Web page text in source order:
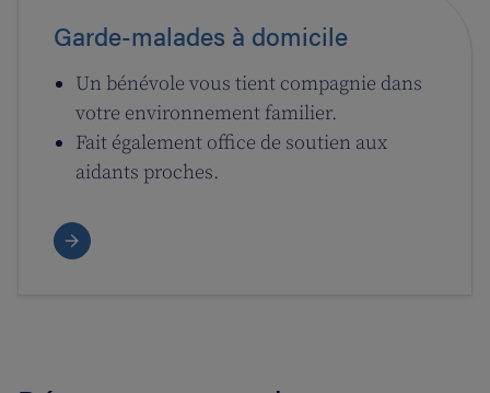
Garde-malades à domicile
Un bénévole vous tient compagnie dans
votre environnement familier.
Fait également office de soutien aux
aidants proches.